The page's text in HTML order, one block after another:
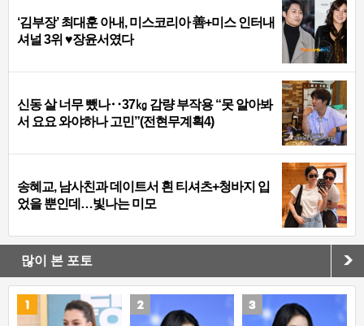
‘김부장’ 최대훈 아내, 미스코리아 善+미스 인터내
셔널 3위 ♥장윤서였다
신동 살 너무 뺐나‥37㎏ 감량 부작용 “못 알아봐
서 요요 와야하나 고민”(전현무계획4)
송혜교, 남사친과 데이트서 흰 티셔츠+청바지 입
었을 뿐인데…빛나는 미모
많이 본 포토